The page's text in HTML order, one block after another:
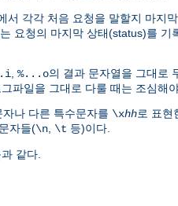
서 각각 처음 요청을 말할지 마지
는 요청의 마지막 상태(status)를 기
%...o의 결과 문자열을 그대로
파일을 그대로 다룰 때는 조심해
나 다른 특수문자를 \xhh로 표현
자들(\n \t 등)이다.
같다.